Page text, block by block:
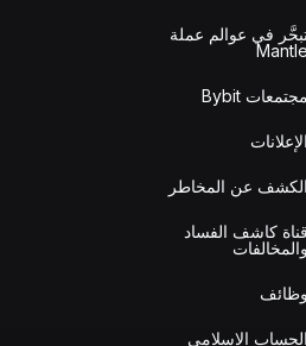
في عوالم عملة
Mantle
مجتمعات Bybit
الإعلانات
الكشف عن المخاطر
قناة كاشف الفساد
والمخالفات
وظائف
الحساب الإسلامي